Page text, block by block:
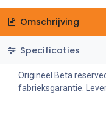
Omschrijving
Specificaties
Origineel Beta
fabrieksgarantie.